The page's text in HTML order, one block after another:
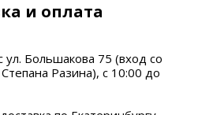
и оплата
ул. Большакова 75 (вход со
Разина), с 10:00 до